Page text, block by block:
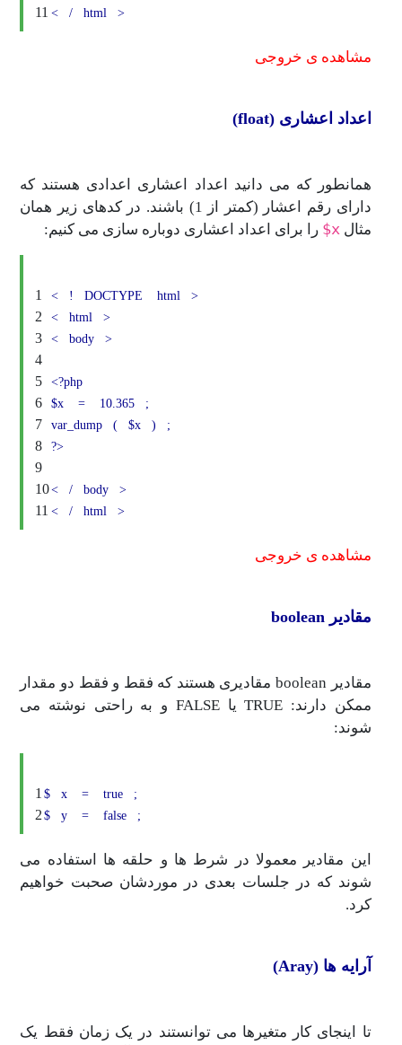
11 < / html >
مشاهده ی خروجی
اعداد اعشاری (float)
همانطور که می دانید اعداد اعشاری اعدادی هستند که
دارای رقم اعشار (کمتر از 1) باشند. در کدهای زیر همان
مثالx$ را برای اعداد اعشاری دوباره سازی می کنیم:
1
2
3
4
5
6
7
8
9
10
11
< ! DOCTYPE html
>
<
html
>
<
body >
<?php
$x
= 10.365
;
var_dump
( $x )
;
?>
< / body
>
<
/ html >
مشاهده ی خروجی
مقادیر boolean
مقادیر boolean مقادیری هستند که فقط و فقط دو مقدار
ممکن دارند: TRUE یا FALSE و به راحتی نوشته می
شوند:
1
2
$ x = true
;
$
y = false ;
این مقادیر معمولا در شرط ها و حلقه ها استفاده می
شوند که در جلسات بعدی در موردشان صحبت خواهیم
کرد.
آرایه ها (Aray)
تا اینجای کار متغیرها می توانستند در یک زمان فقط یک